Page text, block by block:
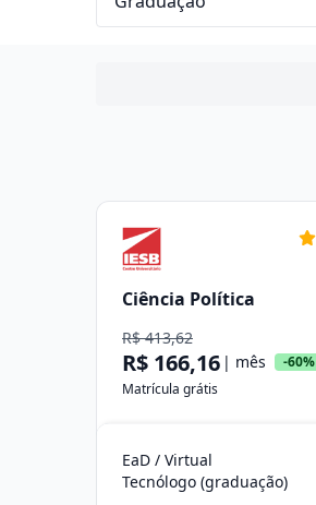
Ciência Política
R$ 413,62
R$ 166,16 | mês
-60%
Matrícula grátis
EaD / Virtual
Tecnólogo (graduação)